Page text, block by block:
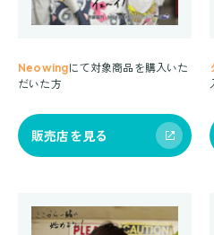
Neowingにて対象商品を購入いた
だいた方
販売店を見る